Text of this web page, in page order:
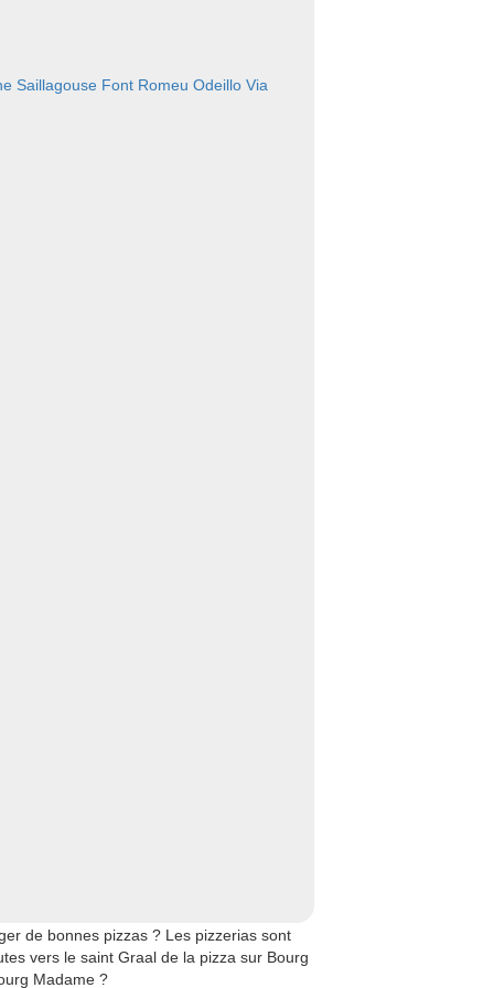
Saillagouse Font Romeu Odeillo Via
de bonnes pizzas ? Les pizzerias sont
vers le saint Graal de la pizza sur Bourg
Madame ?